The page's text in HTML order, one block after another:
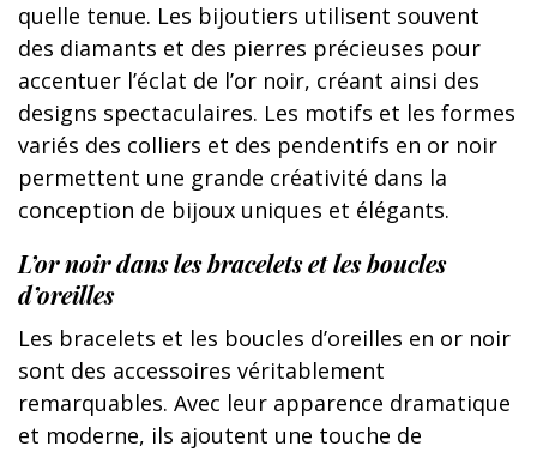
quelle tenue. Les bijoutiers utilisent souvent
des diamants et des pierres précieuses pour
accentuer l’éclat de l’or noir, créant ainsi des
designs spectaculaires. Les motifs et les formes
variés des colliers et des pendentifs en or noir
permettent une grande créativité dans la
conception de bijoux uniques et élégants.
L’or noir dans les bracelets et les boucles
d’oreilles
Les bracelets et les boucles d’oreilles en or noir
sont des accessoires véritablement
remarquables. Avec leur apparence dramatique
et moderne, ils ajoutent une touche de